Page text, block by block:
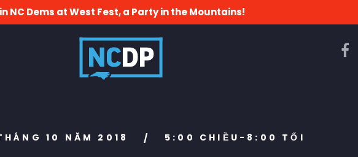
NC Dems at West Fest, a Party in the Mountains!
10 NĂM 2018 / 5:00 CHIỀU-8:00 TỐI